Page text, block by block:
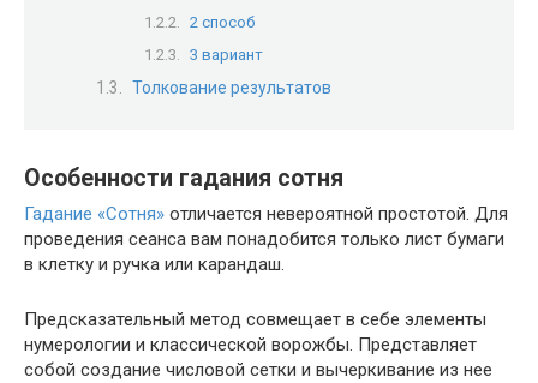
2 способ
3 вариант
Толкование результатов
Особенности гадания сотня
Гадание «Сотня» отличается невероятной простотой. Для
проведения сеанса вам понадобится только лист бумаги
в клетку и ручка или карандаш.
Предсказательный метод совмещает в себе элементы
нумерологии и классической ворожбы. Представляет
собой создание числовой сетки и вычеркивание из нее